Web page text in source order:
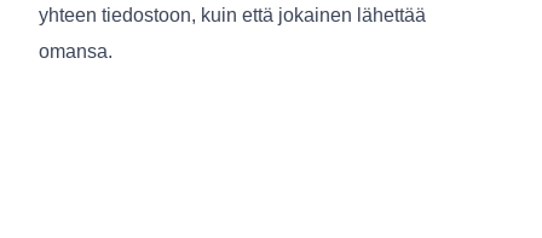
yhteen tiedostoon, kuin että jokainen lähettää
omansa.